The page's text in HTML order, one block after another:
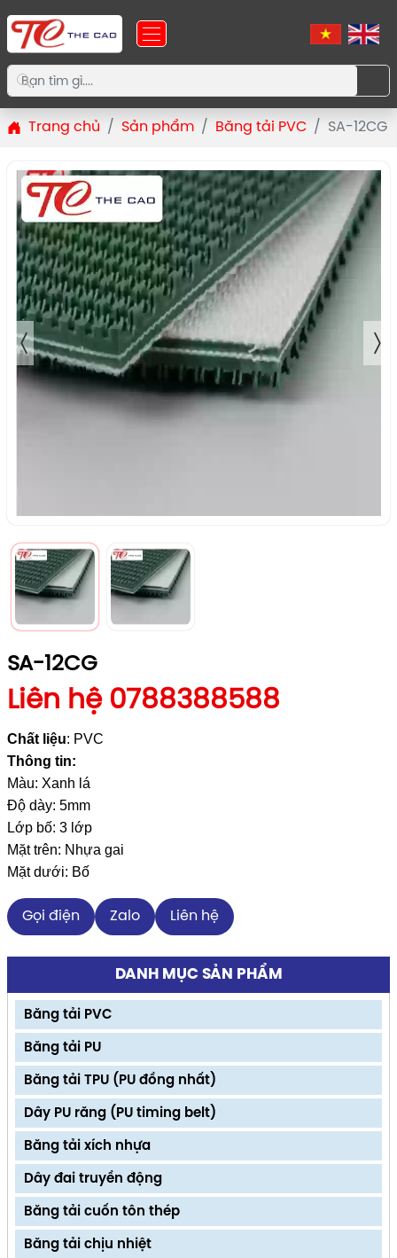
Trang chủ Sản phẩm Băng tải PVC SA-12CG
SA-12CG
Liên hệ 0788388588
Chất liệu: PVC
Thông tin:
Màu: Xanh lá
Độ dày: 5mm
Lớp bố: 3 lớp
Mặt trên: Nhựa gai
Mặt dưới: Bố
Gọi điện Zalo Liên hệ
DANH MỤC SẢN PHẨM
Băng tải PVC
Băng tải PU
Băng tải TPU (PU đồng nhất)
Dây PU răng (PU timing belt)
Băng tải xích nhựa
Dây đai truyền động
Băng tải cuốn tôn thép
Băng tải chịu nhiệt